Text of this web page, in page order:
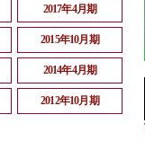
2017年4月期
2015年10月期
2014年4月期
2012年10月期